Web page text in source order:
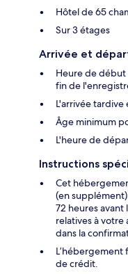
Hôtel de 65
Sur 3 étages
Arrivée et
Heure de début
fin de
L'arrivée tardive
Âge minimum
L'heure de
Instructions
Cet
(en
72 heures avant
relatives à
dans la
L’hébergement
de crédit.